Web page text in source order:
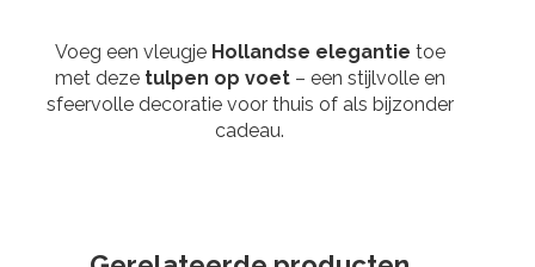
Voeg een vleugje Hollandse elegantie toe
met deze tulpen op voet– een stijlvolle en
sfeervolle decoratie voor thuis of als bijzonder
cadeau.